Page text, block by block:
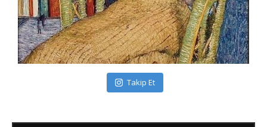
Takip Et